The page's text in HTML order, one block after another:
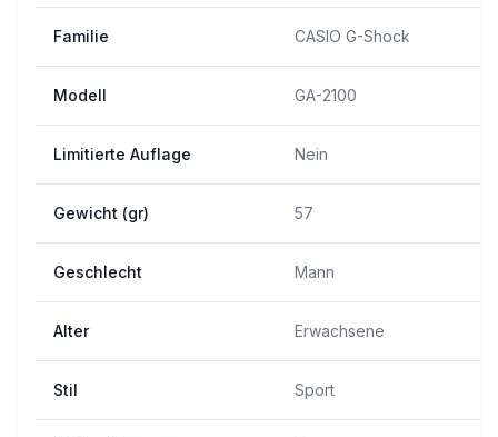
Familie CASIO G-Shock
Modell GA-2100
Limitierte Auflage Nein
Gewicht (gr) 57
Geschlecht Mann
Alter Erwachsene
Stil Sport